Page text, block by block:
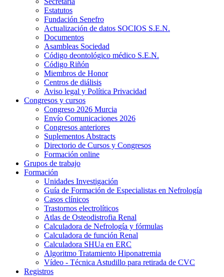
Estatutos
Fundación Senefro
Actualización de datos SOCIOS S.E.N.
Documentos
Asambleas Sociedad
Código deontológico médico S.E.N.
Código Riñón
Miembros de Honor
Centros de diálisis
Aviso legal y Política Privacidad
Congresos y cursos
Congreso 2026 Murcia
Envío Comunicaciones 2026
Congresos anteriores
Suplementos Abstracts
Directorio de Cursos y Congresos
Formación online
Grupos de trabajo
Formación
Unidades Investigación
Guía de Formación de Especialistas en Nefrología
Casos clínicos
Trastornos electrolíticos
Atlas de Osteodistrofia Renal
Calculadora de Nefrología y fórmulas
Calculadora de función Renal
Calculadora SHUa en ERC
Algoritmo Tratamiento Hiponatremia
Vídeo - Técnica Astudillo para retirada de CVC
Registros